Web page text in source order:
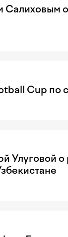
Салиховым
Cup по
Улуговой о